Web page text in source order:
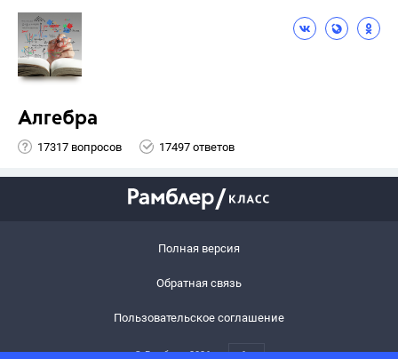
Алгебра
17317 вопросов 17497 ответов
Полная версия
Обратная связь
Пользовательское соглашение
© Рамблер,2026 6+